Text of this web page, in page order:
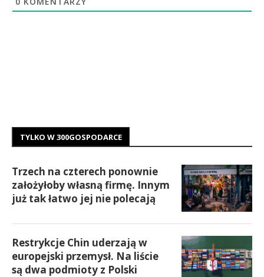
TYLKO W 300GOSPODARCE
Trzech na czterech ponownie
założyłoby własną firmę. Innym
już tak łatwo jej nie polecają
Restrykcje Chin uderzają w
europejski przemysł. Na liście
są dwa podmioty z Polski